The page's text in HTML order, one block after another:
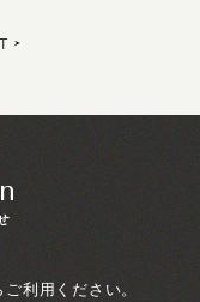
利用ください。